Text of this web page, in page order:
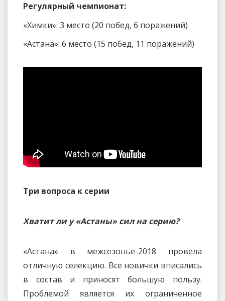
Регулярный чемпионат:
«Химки»: 3 место (20 побед, 6 поражений)
«Астана»: 6 место (15 побед, 11 поражений)
Три вопроса к серии
Хватит ли у «Астаны» сил на серию?
«Астана» в межсезонье-2018 провела
отличную селекцию. Все новички вписались
в состав и приносят большую пользу.
Проблемой является их ограниченное